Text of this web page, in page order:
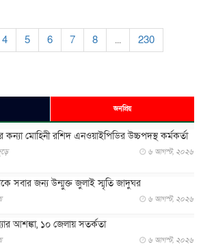
4 5 6 7 8 ...
230
জনপ্রিয়
কন্যা মোহিনী রশিদ এনওয়াইপিডির উচ্চপদস্থ কর্মকর্তা
৬ আগস্ট, ২০২৬
সবার জন্য উন্মুক্ত জুলাই স্মৃতি জাদুঘর
৬ আগস্ট, ২০২৬
আশঙ্কা, ১০ জেলায় সতর্কতা
৬ আগস্ট, ২০২৬